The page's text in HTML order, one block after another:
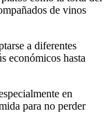
de vinos
a diferentes
económicos hasta
en
para no perder